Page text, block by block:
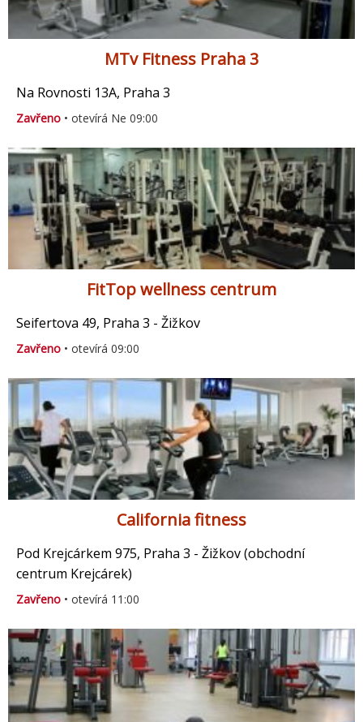
MTv Fitness Praha 3
Na Rovnosti 13A, Praha 3
Zavřeno • otevírá Ne 09:00
FitTop wellness centrum
Seifertova 49, Praha 3 - Žižkov
Zavřeno • otevírá 09:00
California fitness
Pod Krejcárkem 975, Praha 3 - Žižkov (obchodní
centrum Krejcárek)
Zavřeno • otevírá 11:00